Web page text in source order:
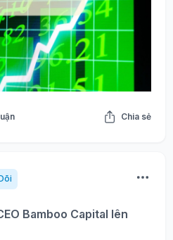
Chia sẻ
Bamboo Capital lên